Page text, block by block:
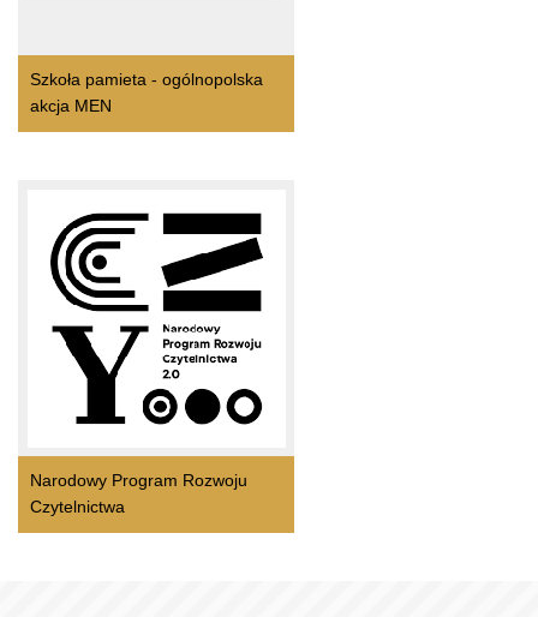
Szkoła pamieta - ogólnopolska
akcja MEN
Narodowy Program Rozwoju
Czytelnictwa